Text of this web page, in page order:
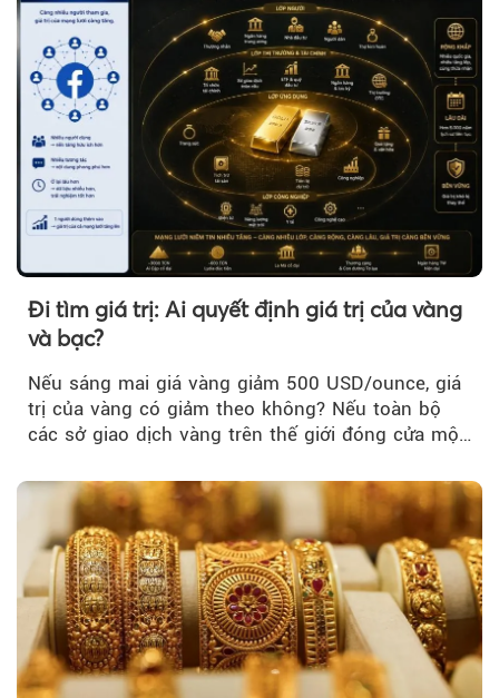
Đi tìm giá trị: Ai quyết định giá trị của vàng
và bạc?
Nếu sáng mai giá vàng giảm 500 USD/ounce, giá
trị của vàng có giảm theo không? Nếu toàn bộ
các sở giao dịch vàng trên thế giới đóng cửa một